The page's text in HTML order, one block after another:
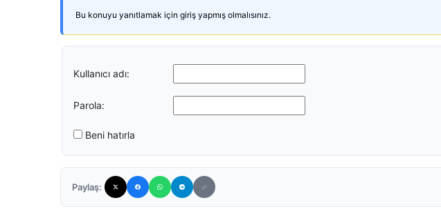
Bu konuyu yanıtlamak için giriş yapmış olmalısınız.
Kullanıcı adı:
Parola:
Beni hatırla
Paylaş: